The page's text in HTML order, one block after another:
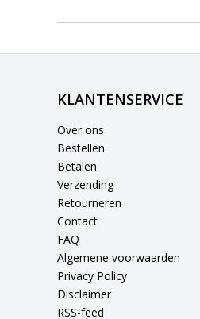
KLANTENSERVICE
Over ons
Bestellen
Betalen
Verzending
Retourneren
Contact
FAQ
Algemene voorwaarden
Privacy Policy
Disclaimer
RSS-feed